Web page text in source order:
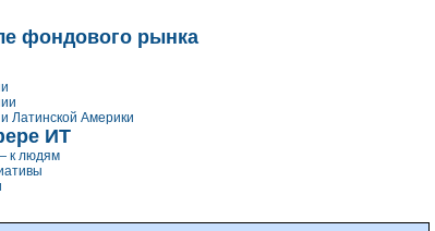
фондового рынка
Латинской Америки
ИТ
к людям